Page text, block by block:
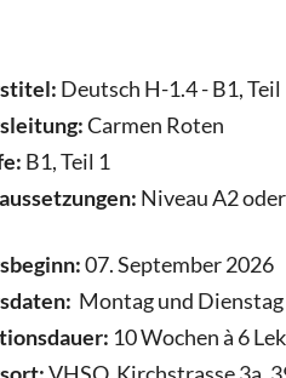
Deutsch H-1.4 - B1,
Carmen Roten
B1, Teil 1
Niveau A2
07. September 2026
Montag und
10 Wochen à 6